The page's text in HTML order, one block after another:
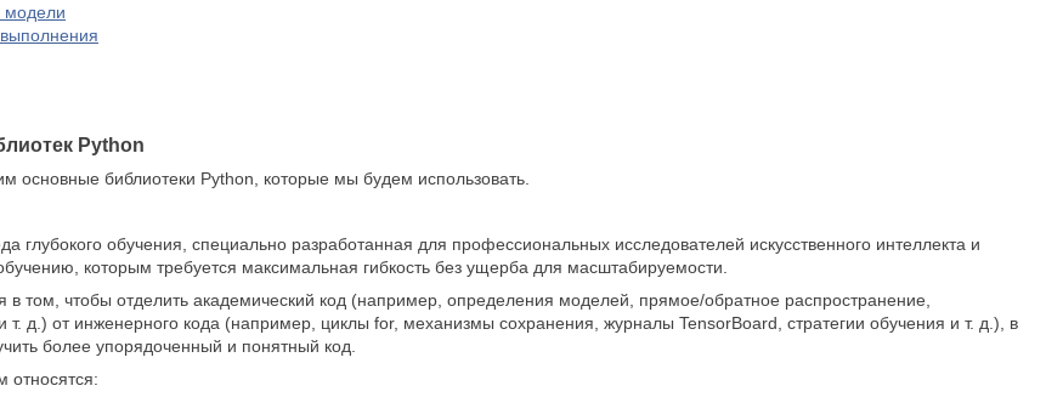
модели
Python
основные библиотеки Python, которые мы будем использовать.
глубокого обучения, специально разработанная для профессиональных исследователей искусственного интеллекта и
которым требуется максимальная гибкость без ущерба для масштабируемости.
в том, чтобы отделить академический код (например, определения моделей, прямое/обратное распространение,
д.) от инженерного кода (например, циклы for, механизмы сохранения, журналы TensorBoard, стратегии обучения и т. д.), в
более упорядоченный и понятный код.
относятся: